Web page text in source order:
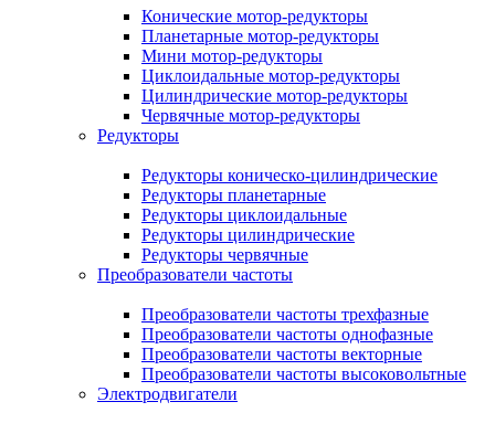
Конические мотор-редукторы
Планетарные мотор-редукторы
Мини мотор-редукторы
Циклоидальные мотор-редукторы
Цилиндрические мотор-редукторы
Червячные мотор-редукторы
Редукторы
Редукторы коническо-цилиндрические
Редукторы планетарные
Редукторы циклоидальные
Редукторы цилиндрические
Редукторы червячные
Преобразователи частоты
Преобразователи частоты трехфазные
Преобразователи частоты однофазные
Преобразователи частоты векторные
Преобразователи частоты высоковольтные
Электродвигатели